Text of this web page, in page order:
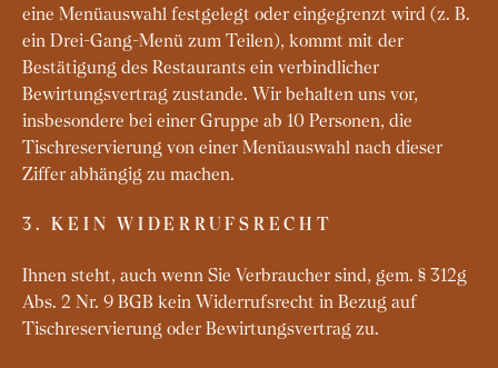
eine Menüauswahl festgelegt oder eingegrenzt wird (z. B.
ein Drei-Gang-Menü zum Teilen), kommt mit der
Bestätigung des Restaurants ein verbindlicher
Bewirtungsvertrag zustande. Wir behalten uns vor,
insbesondere bei einer Gruppe ab 10 Personen, die
Tischreservierung von einer Menüauswahl nach dieser
Ziffer abhängig zu machen.
3. KEIN WIDERRUFSRECHT
Ihnen steht, auch wenn Sie Verbraucher sind, gem. § 312g
Abs. 2 Nr. 9 BGB kein Widerrufsrecht in Bezug auf
Tischreservierung oder Bewirtungsvertrag zu.